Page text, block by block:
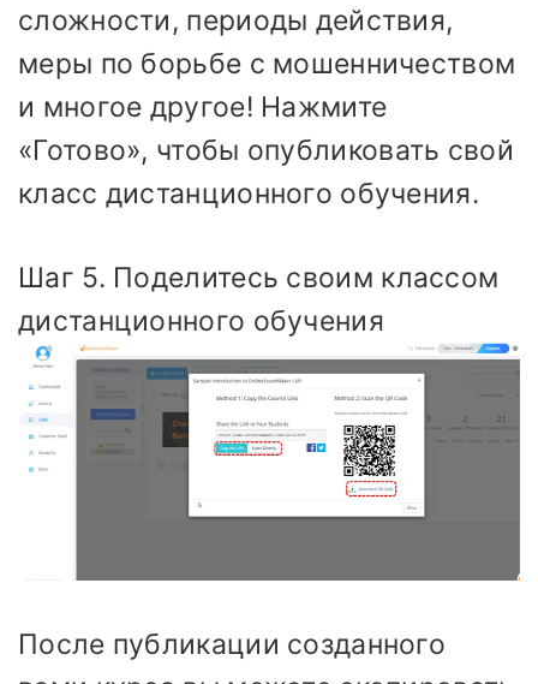
сложности, периоды действия,
меры по борьбе с мошенничеством
и многое другое! Нажмите
«Готово», чтобы опубликовать свой
класс дистанционного обучения.
Шаг 5. Поделитесь своим классом
дистанционного обучения
После публикации созданного